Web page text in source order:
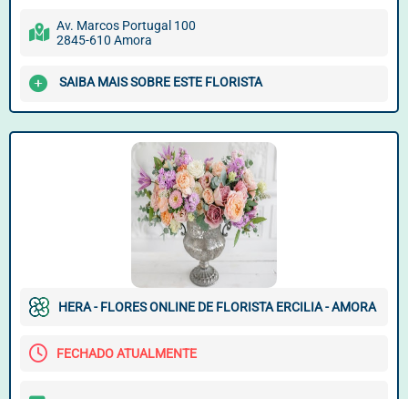
Av. Marcos Portugal 100
2845-610 Amora
SAIBA MAIS SOBRE ESTE FLORISTA
HERA - FLORES ONLINE DE FLORISTA ERCILIA - AMORA
FECHADO ATUALMENTE